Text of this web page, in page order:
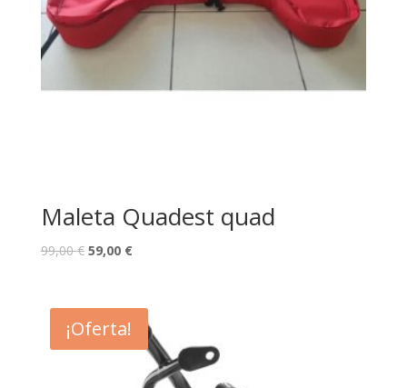
Maleta Quadest quad
99,00€ 59,00 €
¡Oferta!